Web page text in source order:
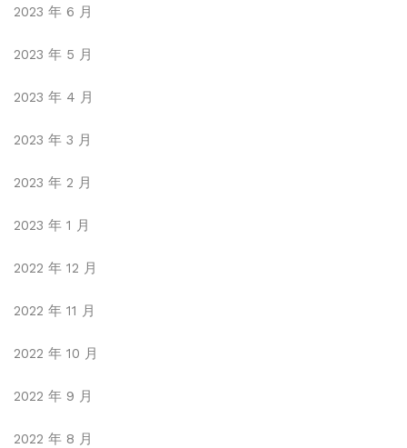
2023 年 6 月
2023 年 5 月
2023 年 4 月
2023 年 3 月
2023 年 2 月
2023 年 1 月
2022 年 12 月
2022 年 11 月
2022 年 10 月
2022 年 9 月
2022 年 8 月